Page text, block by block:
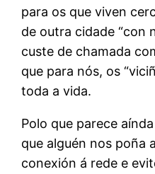
para os que viven
de outra cidade “con
custe de chamada
que para nós, os
toda a vida.
Polo que parece
que alguén nos poña
conexión á rede e